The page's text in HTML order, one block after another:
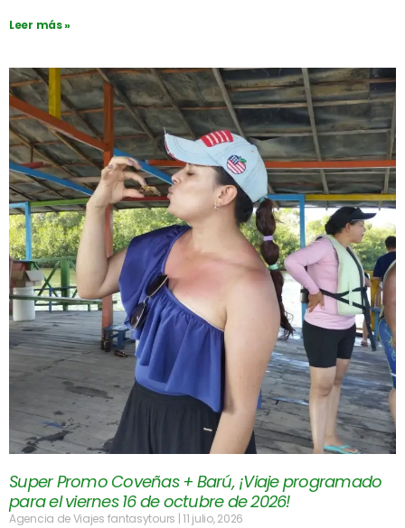
Leer más »
Super Promo Coveñas + Barú, ¡Viaje programado
para el viernes 16 de octubre de 2026!
Agencia de Viajes fantasytours 11 julio, 2026